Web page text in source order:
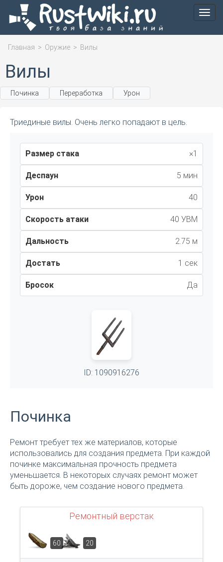
Меню
Главная > Оружие > Вилы
Вилы
Починка Переработка Урон
Триединые вилы. Очень легко попадают в цель.
Размер стака ×1
Деспаун 5 мин
Урон 40
Скорость атаки 40 УВМ
Дальность 2.75 м
Достать 1 сек
Бросок Да
ID: 1090916276
Починка
Ремонт требует тех же материалов, которые
использовались для создания предмета. При каждой
починке максимальная прочность предмета
уменьшается. В некоторых случаях ремонт может
быть дороже, чем создание нового предмета.
Ремонтный верстак
60 20